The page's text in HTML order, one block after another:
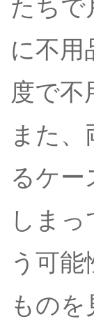
たちで
に不用
度で不
また
るケー
しま
う可
もの